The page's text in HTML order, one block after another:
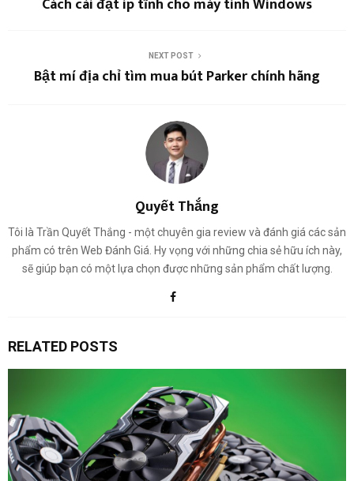
Cách cài đặt ip tĩnh cho máy tính Windows
NEXT POST
Bật mí địa chỉ tìm mua bút Parker chính hãng
Quyết Thắng
Tôi là Trần Quyết Thắng - một chuyên gia review và đánh giá các sản
phẩm có trên Web Đánh Giá. Hy vọng với những chia sẻ hữu ích này,
sẽ giúp bạn có một lựa chọn được những sản phẩm chất lượng.
RELATED POSTS